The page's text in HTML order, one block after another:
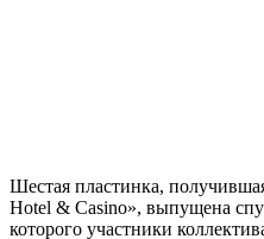
Шестая пластинка,
Hotel & Casino», выпущена
которого участники